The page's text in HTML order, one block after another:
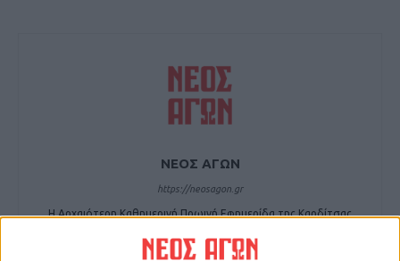
ΝΕΟΣ ΑΓΩΝ
https://neosagon.gr
Η Αρχαιότερη Καθημερινή Πρωινή Εφημερίδα της Καρδίτσας